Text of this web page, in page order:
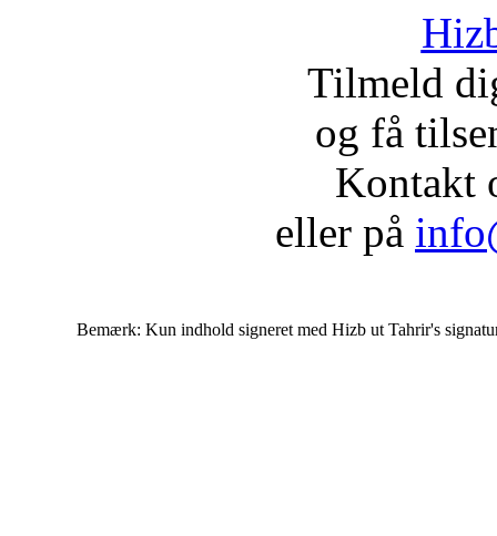
Tilmeld
og få
Kontakt
eller på
Bemærk: Kun indhold signeret med Hizb ut Tahrir's